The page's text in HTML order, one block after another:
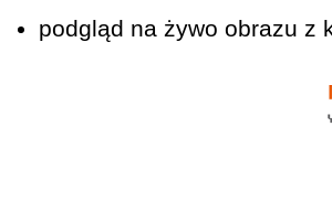
podgląd na żywo obrazu z